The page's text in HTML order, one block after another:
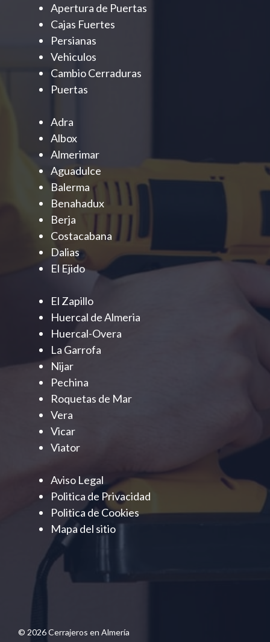
Apertura de Puertas
Cajas Fuertes
Persianas
Vehiculos
Cambio Cerraduras
Puertas
Adra
Albox
Almerimar
Aguadulce
Balerma
Benahadux
Berja
Costacabana
Dalias
El Ejido
El Zapillo
Huercal de Almeria
Huercal-Overa
La Garrofa
Nijar
Pechina
Roquetas de Mar
Vera
Vicar
Viator
Aviso Legal
Politica de Privacidad
Politica de Cookies
Mapa del sitio
© 2026 Cerrajeros en Almería